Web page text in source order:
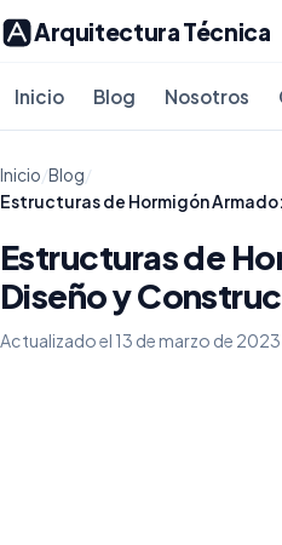
Arquitectura Técnica
Inicio Blog Nosotros
Inicio/Blog/
Estructuras de Hormigón
Estructuras de
Diseño y
Actualizado el 13 de marzo de 2023